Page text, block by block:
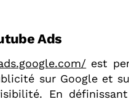
Ads
est
sur Google et
En